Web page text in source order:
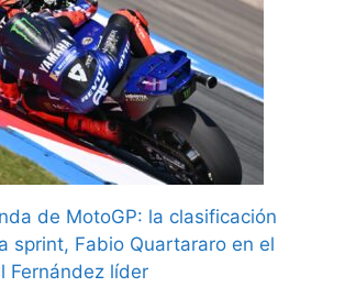
de MotoGP: la clasificación
sprint, Fabio Quartararo en el
Fernández líder